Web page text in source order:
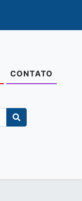
CONTATO